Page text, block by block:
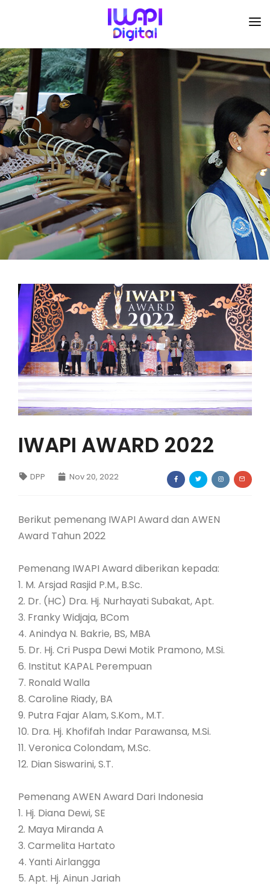
BERANDA
TENTANG KAMI
ORGANISASI
KEGIATAN
I-ACADEMI
IMARKETKU
IWAPI EKSPOR
PENDAFTARAN
IWAPI AWARD 2022
DPP Nov 20, 2022
Berikut pemenang IWAPI Award dan AWEN
Award Tahun 2022
Pemenang IWAPI Award diberikan kepada:
1. M. Arsjad Rasjid P.M., B.Sc.
2. Dr. (HC) Dra. Hj. Nurhayati Subakat, Apt.
3. Franky Widjaja, BCom
4. Anindya N. Bakrie, BS, MBA
5. Dr. Hj. Cri Puspa Dewi Motik Pramono, M.Si.
6. Institut KAPAL Perempuan
7. Ronald Walla
8. Caroline Riady, BA
9. Putra Fajar Alam, S.Kom., M.T.
10. Dra. Hj. Khofifah Indar Parawansa, M.Si.
11. Veronica Colondam, M.Sc.
12. Dian Siswarini, S.T.
Pemenang AWEN Award Dari Indonesia
1. Hj. Diana Dewi, SE
2. Maya Miranda A
3. Carmelita Hartato
4. Yanti Airlangga
5. Apt. Hj. Ainun Jariah